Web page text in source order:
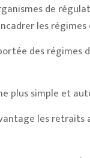
de
les
des régimes
plus simple et
les